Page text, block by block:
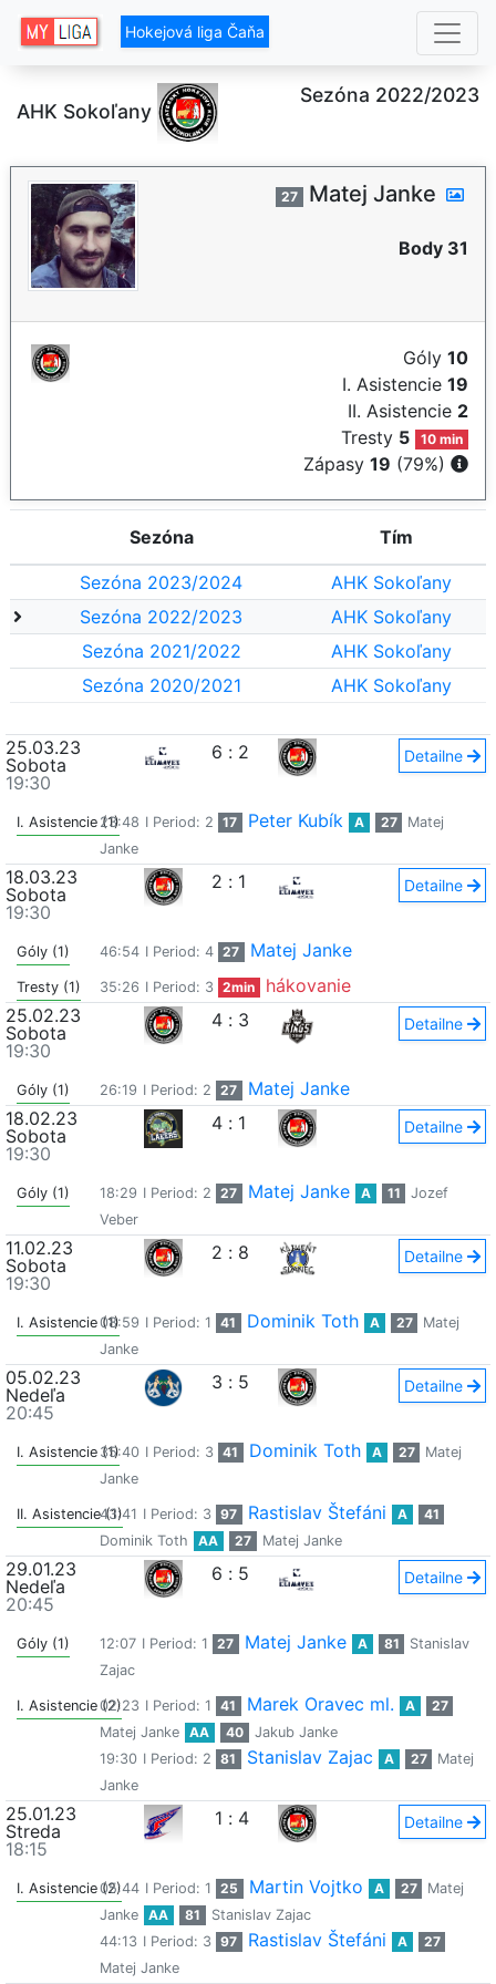
Hokejová liga Čaňa
AHK Sokoľany
Sezóna 2022/2023
27 Matej Janke
Body 31
Góly 10
I. Asistencie 19
II. Asistencie 2
Tresty 5 10 min
Zápasy 19 (79%)
Sezóna Tím
Sezóna 2023/2024
AHK Sokoľany
Sezóna 2022/2023
AHK Sokoľany
Sezóna 2021/2022
AHK Sokoľany
Sezóna 2020/2021
AHK Sokoľany
25.03.23
Sobota
19:30
6 : 2 Detailne
I. Asistencie (1)23:48 I Period: 2 17 Peter Kubík A 27
Matej
Janke
18.03.23
Sobota
19:30
2 : 1 Detailne
Góly (1) 46:54 I Period: 4 27 Matej Janke
Tresty (1) 35:26 I Period: 3 2min
hákovanie
25.02.23
Sobota
19:30
4 : 3 Detailne
Góly (1) 26:19 I Period: 2 27
Matej Janke
18.02.23
Sobota
19:30
4 : 1 Detailne
Góly (1) 18:29 I Period: 2 27 Matej Janke A 11
Jozef
Veber
11.02.23
Sobota
19:30
2 : 8 Detailne
I. Asistencie (1)08:59 I Period: 1 41 Dominik Toth A 27
Matej
Janke
05.02.23
Nedeľa
20:45
3 : 5 Detailne
I. Asistencie (1)35:40 I Period: 3 41 Dominik Toth A 27
Matej
Janke
II. Asistencie (1)
43:41 I Period: 3 97 Rastislav Štefáni A
41
Dominik Toth
AA 27 Matej Janke
29.01.23
Nedeľa
20:45
6 : 5 Detailne
Góly (1) 12:07 I Period: 1 27 Matej Janke A 81
Stanislav
Zajac
I. Asistencie (2)02:23 I Period: 1 41 Marek Oravec ml. A
27
Matej Janke
AA 40
Jakub Janke
19:30 I Period: 2 81 Stanislav Zajac A 27
Matej
Janke
25.01.23
Streda
18:15
1 : 4 Detailne
I. Asistencie (2)05:44 I Period: 1 25 Martin Vojtko A 27
Matej
Janke
AA 81
Stanislav Zajac
44:13 I Period: 3 97 Rastislav Štefáni A
27
Matej Janke